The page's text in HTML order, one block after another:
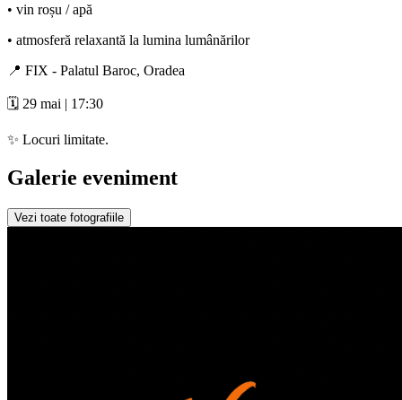
• vin roșu / apă
• atmosferă relaxantă la lumina lumânărilor
📍 FIX - Palatul Baroc, Oradea
🗓️ 29 mai | 17:30
✨ Locuri limitate.
Galerie eveniment
Vezi toate fotografiile